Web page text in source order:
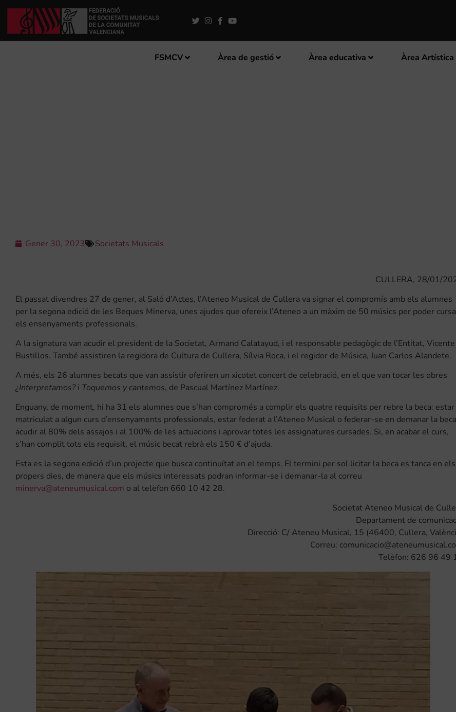
FSMCV Àrea de gestió Àrea educativa Àrea Artística
Gener 30, 2023 Societats Musicals
CULLERA, 28/01/
El passat divendres 27 de gener, al Saló d’Actes, l’Ateneo Musical de Cullera va signar el compromís amb els alumnes
per la segona edició de les Beques Minerva, unes ajudes que ofereix l’Ateneo a un màxim de 50 músics per poder
els ensenyaments professionals.
A la signatura van acudir el president de la Societat, Armand Calatayud, i el responsable pedagògic de l’Entitat, Vicente
Bustillos. També assistiren la regidora de Cultura de Cullera, Sílvia Roca, i el regidor de Música, Juan Carlos Alandete.
A més, els 26 alumnes becats que van assistir oferiren un xicotet concert de celebració, en el que van tocar les obres
¿Interpretamos?i Toquemos y cantemos, de Pascual Martínez Martínez.
Enguany, de moment, hi ha 31 els alumnes que s’han compromés a complir els quatre requisits per rebre la beca: estar
matriculat a algun curs d’ensenyaments professionals, estar federat a l’Ateneo Musical o federar-se en demanar la
acudir al 80% dels assajos i al 100% de les actuacions i aprovar totes les assignatures cursades. Si, en acabar el curs,
s’han complit tots els requisit, el músic becat rebrà els 150 € d’ajuda.
Esta es la segona edició d’un projecte que busca continuïtat en el temps. El termini per sol·licitar la beca es tanca en els
propers dies, de manera que els músics interessats podran informar-se i demanar-la al correu
minerva@ateneumusical.com o al telèfon 660 10 42 28.
Societat Ateneo Musical de
Departament de
Direcció: C/ Ateneu Musical, 15 (46400, Cullera,
Correu:
Telèfon: 626 96 49